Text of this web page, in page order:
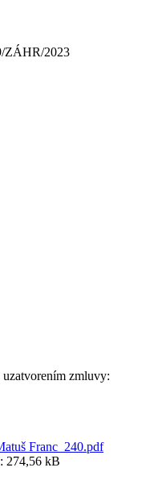
ZÁHR/2023
uzatvorením zmluvy:
Franc_240.pdf
274,56 kB